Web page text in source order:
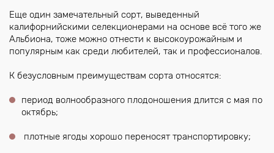
Еще один замечательный сорт, выведенный
калифорнийскими селекционерами на основе всё того же
Альбиона, тоже можно отнести к высокоурожайным и
популярным как среди любителей, так и профессионалов.
К безусловным преимуществам сорта относятся:
период волнообразного плодоношения длится с мая по
октябрь;
плотные ягоды хорошо переносят транспортировку;